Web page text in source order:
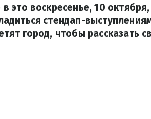
это воскресенье, 10
стендап-
город, чтобы рассказать